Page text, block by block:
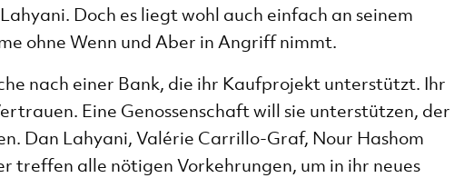
Doch es liegt wohl auch einfach an seinem
ohne Wenn und Aber in Angriff nimmt.
nach einer Bank, die ihr Kaufprojekt unterstützt. Ihr
Eine Genossenschaft will sie unterstützen, der
Dan Lahyani, Valérie Carrillo-Graf, Nour Hashom
treffen alle nötigen Vorkehrungen, um in ihr neues